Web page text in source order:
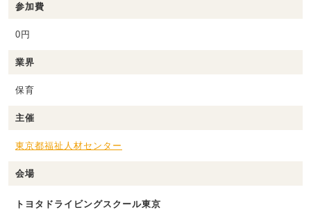
参加費
0円
業界
保育
主催
東京都福祉人材センター
会場
トヨタドライビングスクール東京